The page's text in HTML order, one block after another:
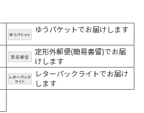
ゆうパケットでお届けします
定形外郵便(簡易書留)でお届
けします
レターパックライトでお届け
します